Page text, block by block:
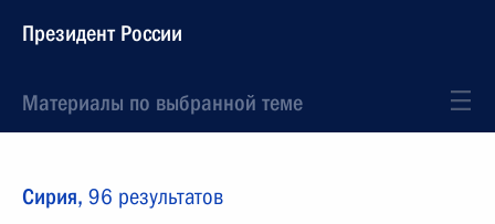
Президент России
Материалы по выбранной теме
Сирия, 96 результатов